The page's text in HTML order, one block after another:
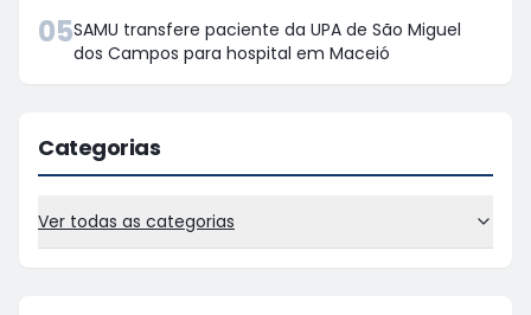
05SAMU transfere paciente da UPA de São Miguel
dos Campos para hospital em Maceió
Categorias
Ver todas as categorias